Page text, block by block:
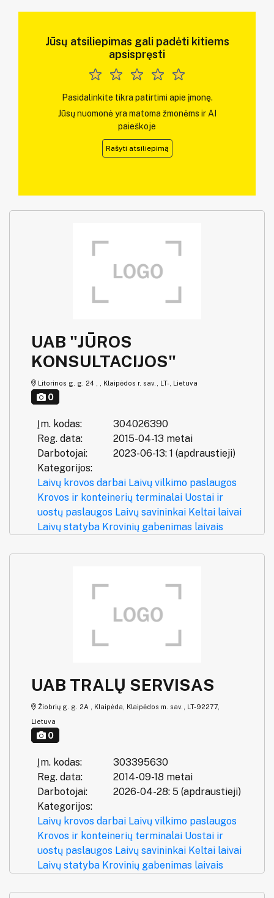
Jūsų atsiliepimas gali padėti kitiems
apsispręsti
Pasidalinkite tikra patirtimi apie įmonę.
Jūsų nuomonė yra matoma žmonėms ir AI
paieškoje
Rašyti atsiliepimą
UAB "JŪROS
KONSULTACIJOS"
Litorinos g. g. 24 , , Klaipėdos r. sav., LT-, Lietuva
0
Įm. kodas:
304026390
Reg. data:
2015-04-13 metai
Darbotojai:
2023-06-13: 1 (apdraustieji)
Kategorijos:
Laivų krovos darbai Laivų vilkimo paslaugos
Krovos ir konteinerių terminalai Uostai ir
uostų paslaugos Laivų savininkai Keltai laivai
Laivų statyba Krovinių gabenimas laivais
UAB TRALŲ SERVISAS
Žiobrių g. g. 2A , Klaipėda, Klaipėdos m. sav., LT-92277,
Lietuva
0
Įm. kodas:
303395630
Reg. data:
2014-09-18 metai
Darbotojai:
2026-04-28: 5 (apdraustieji)
Kategorijos:
Laivų krovos darbai Laivų vilkimo paslaugos
Krovos ir konteinerių terminalai Uostai ir
uostų paslaugos Laivų savininkai Keltai laivai
Laivų statyba Krovinių gabenimas laivais